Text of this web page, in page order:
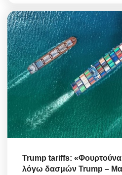
Trump tariffs:
λόγω δασμών Trump –